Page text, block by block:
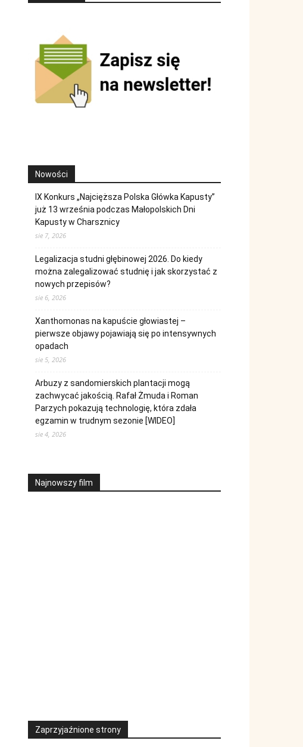
Nowości
IX Konkurs „Najcięższa Polska Główka Kapusty”
już 13 września podczas Małopolskich Dni
Kapusty w Charsznicy
sie 7, 2026
Legalizacja studni głębinowej 2026. Do kiedy
można zalegalizować studnię i jak skorzystać z
nowych przepisów?
sie 6, 2026
Xanthomonas na kapuście głowiastej –
pierwsze objawy pojawiają się po intensywnych
opadach
sie 5, 2026
Arbuzy z sandomierskich plantacji mogą
zachwycać jakością. Rafał Żmuda i Roman
Parzych pokazują technologię, która zdała
egzamin w trudnym sezonie [WIDEO]
sie 4, 2026
Najnowszy film
Zaprzyjaźnione strony